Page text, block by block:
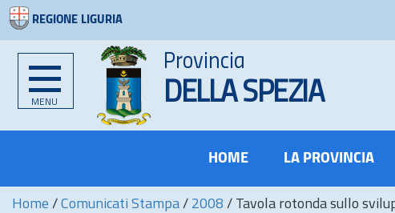
REGIONE LIGURIA
MENU
Provincia
DELLA SPEZIA
HOME LA PROVINCIA
Home / Comunicati Stampa / 2008 / Tavola rotonda sullo